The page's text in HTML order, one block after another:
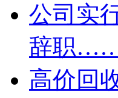
公司实
辞职……
高价回